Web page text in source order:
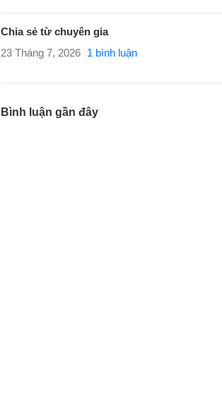
Chia sẻ từ chuyên gia
23 Tháng 7, 2026
1 bình luận
Bình luận gần đây